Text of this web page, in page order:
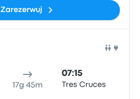
Zarezerwuj
17g 45m
07:15
Tres Cruces